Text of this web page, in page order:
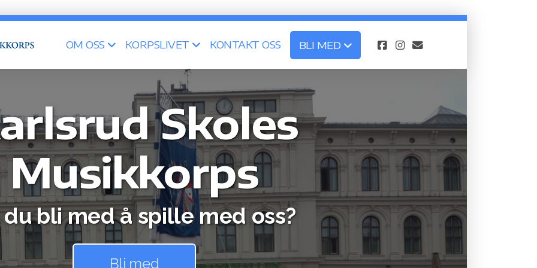
OM OSS KORPSLIVET KONTAKT OSS BLI MED
Skoles
Musikkorps
bli med å spille med oss?
Bli med